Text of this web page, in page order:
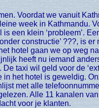
week in Kathmandu.
een klein ‘probleem’.
constructie’ ???, is
hotel gaan we op weg
heeft nu iemand
taxi wil geld voor de
het hotel is geweldig.
met alle
Alle 11 kanalen
voor je klanten.